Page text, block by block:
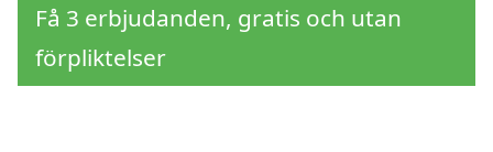
Få 3 erbjudanden, gratis och utan
förpliktelser